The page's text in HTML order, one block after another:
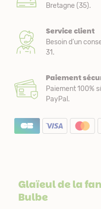
Bretagne (35).
Service client
Besoin d’un
31.
Paiement
Paiement 100%
PayPal.
Glaïeul de la
Bulbe